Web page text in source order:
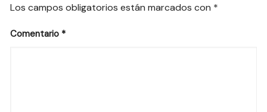
Los campos obligatorios están marcados con *
Comentario *